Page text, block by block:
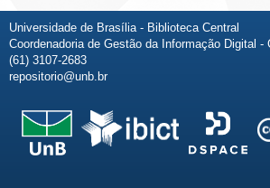
Universidade de Brasília - Biblioteca Central
Coordenadoria de Gestão da Informação Digital -
(61) 3107-2683
repositorio@unb.br